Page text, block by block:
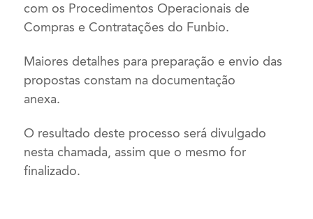
com os Procedimentos Operacionais de
Compras e Contratações do Funbio.
Maiores detalhes para preparação e envio das
propostas constam na documentação
anexa.
O resultado deste processo será divulgado
nesta chamada, assim que o mesmo for
finalizado.